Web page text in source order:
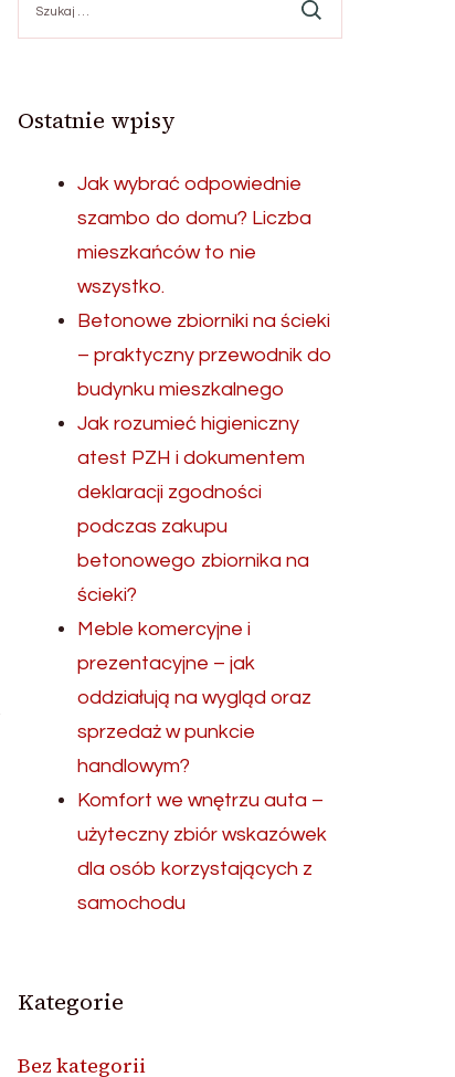
Ostatnie wpisy
Jak wybrać odpowiednie
szambo do domu? Liczba
mieszkańców to nie
wszystko.
Betonowe zbiorniki na ścieki
– praktyczny przewodnik do
budynku mieszkalnego
Jak rozumieć higieniczny
atest PZH i dokumentem
deklaracji zgodności
podczas zakupu
betonowego zbiornika na
ścieki?
Meble komercyjne i
prezentacyjne – jak
oddziałują na wygląd oraz
sprzedaż w punkcie
handlowym?
Komfort we wnętrzu auta –
użyteczny zbiór wskazówek
dla osób korzystających z
samochodu
Kategorie
Bez kategorii